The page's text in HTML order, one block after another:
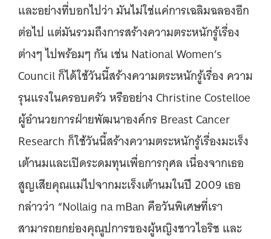
และอย่างที่บอกไปว่า มันไม่ใช่แค่การเฉลิมฉลองอีก
ต่อไป แต่มันรวมถึงการสร้างความตระหนักรู้เรื่อง
ต่างๆ ไปพร้อมๆ กัน เช่น National Women’s
Council ก็ได้ใช้วันนี้สร้างความตระหนักรู้เรื่อง ความ
รุนแรงในครอบครัว หรืออย่าง Christine Costelloe
ผู้อำนวยการฝ่ายพัฒนาองค์กร Breast Cancer
Research ก็ใช้วันนี้สร้างความตระหนักรู้เรื่องมะเร็ง
เต้านมและเปิดระดมทุนเพื่อการกุศล เนื่องจากเธอ
สูญเสียคุณแม่ไปจากมะเร็งเต้านมในปี 2009 เธอ
กล่าวว่า “Nollaig na mBan คือวันพิเศษที่เรา
สามารถยกย่องคุณูปการของผู้หญิงชาวไอริช และ